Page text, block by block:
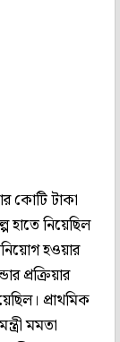
কোটি টাকা
হাতে নিয়েছিল
হওয়ার
প্রক্রিয়ার
প্রাথমিক
মমতা